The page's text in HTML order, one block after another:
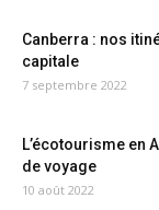
Canberra : nos
capitale
7 septembre 2022
L’écotourisme en
de voyage
10 août 2022